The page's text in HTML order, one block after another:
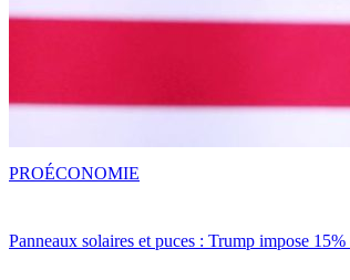
Panneaux solaires et puces : Trump impose
PROÉCONOMIE